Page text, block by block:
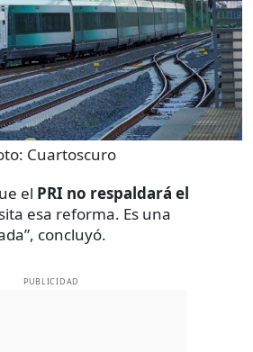
Cuartoscuro
el PRI no respaldará el
esa reforma. Es una
concluyó.
PUBLICIDAD